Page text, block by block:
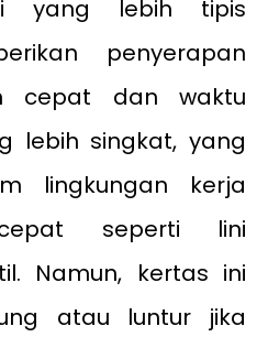
yang lebih tipis
penyerapan
cepat dan waktu
lebih singkat, yang
lingkungan kerja
seperti lini
Namun, kertas ini
atau luntur jika